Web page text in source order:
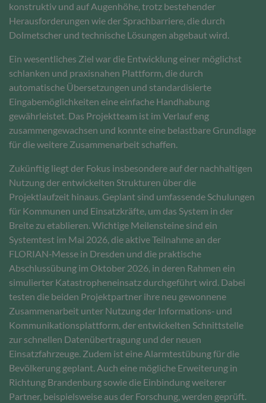
konstruktiv und auf Augenhöhe, trotz bestehender
Herausforderungen wie der Sprachbarriere, die durch
Dolmetscher und technische Lösungen abgebaut wird.
Ein wesentliches Ziel war die Entwicklung einer möglichst
schlanken und praxisnahen Plattform, die durch
automatische Übersetzungen und standardisierte
Eingabemöglichkeiten eine einfache Handhabung
gewährleistet. Das Projektteam ist im Verlauf eng
zusammengewachsen und konnte eine belastbare Grundlage
für die weitere Zusammenarbeit schaffen.
Zukünftig liegt der Fokus insbesondere auf der nachhaltigen
Nutzung der entwickelten Strukturen über die
Projektlaufzeit hinaus. Geplant sind umfassende Schulungen
für Kommunen und Einsatzkräfte, um das System in der
Breite zu etablieren. Wichtige Meilensteine sind ein
Systemtest im Mai 2026, die aktive Teilnahme an der
FLORIAN‑Messe in Dresden und die praktische
Abschlussübung im Oktober 2026, in deren Rahmen ein
simulierter Katastropheneinsatz durchgeführt wird. Dabei
testen die beiden Projektpartner ihre neu gewonnene
Zusammenarbeit unter Nutzung der Informations‑ und
Kommunikationsplattform, der entwickelten Schnittstelle
zur schnellen Datenübertragung und der neuen
Einsatzfahrzeuge. Zudem ist eine Alarmtestübung für die
Bevölkerung geplant. Auch eine mögliche Erweiterung in
Richtung Brandenburg sowie die Einbindung weiterer
Partner, beispielsweise aus der Forschung, werden geprüft.